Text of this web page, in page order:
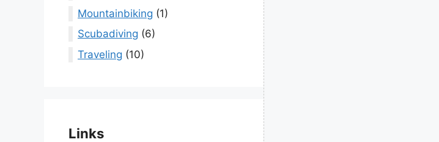
Mountainbiking (1)
Scubadiving (6)
Traveling (10)
Links